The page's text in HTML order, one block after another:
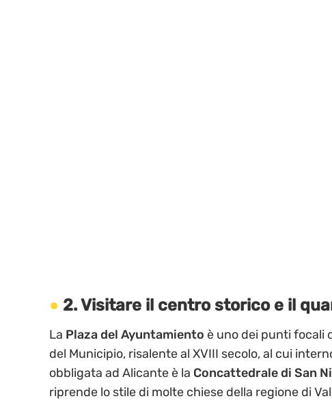
2. Visitare il centro storico e il
La Plaza del Ayuntamiento è uno dei punti focali
del Municipio, risalente al XVIII secolo, al cui
obbligata ad Alicante è la Concattedrale di San
riprende lo stile di molte chiese della regione di